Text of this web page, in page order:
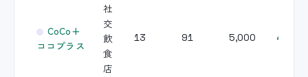
CoCo+
ココプラス
社
交
飲
食
店
13 91 5,000